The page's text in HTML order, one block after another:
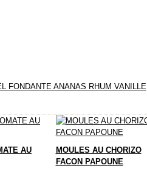
FONDANTE ANANAS RHUM VANILLE
AU
MOULES AU CHORIZO
FACON PAPOUNE